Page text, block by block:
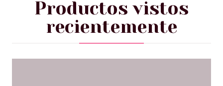
Productos vistos
recientemente